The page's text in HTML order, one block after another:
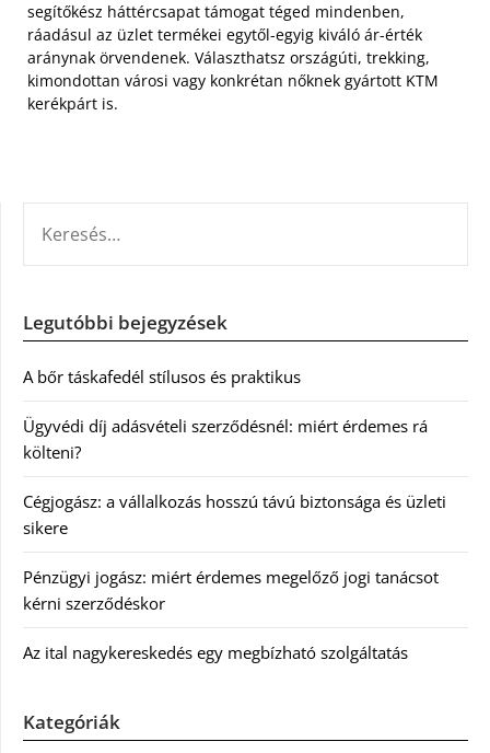
segítőkész háttércsapat támogat téged mindenben,
ráadásul az üzlet termékei egytől-egyig kiváló ár-érték
aránynak örvendenek. Választhatsz országúti, trekking,
kimondottan városi vagy konkrétan nőknek gyártott KTM
kerékpárt is.
Legutóbbi bejegyzések
A bőr táskafedél stílusos és praktikus
Ügyvédi díj adásvételi szerződésnél: miért érdemes rá
költeni?
Cégjogász: a vállalkozás hosszú távú biztonsága és üzleti
sikere
Pénzügyi jogász: miért érdemes megelőző jogi tanácsot
kérni szerződéskor
Az ital nagykereskedés egy megbízható szolgáltatás
Kategóriák